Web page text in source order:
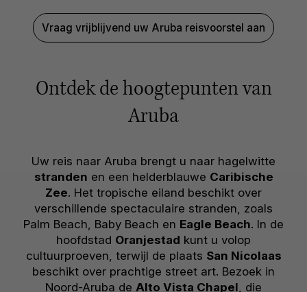
Vraag vrijblijvend uw Aruba reisvoorstel aan
Ontdek de hoogtepunten van
Aruba
Uw reis naar Aruba brengt u naar hagelwitte
stranden en een helderblauwe Caribische
Zee. Het tropische eiland beschikt over
verschillende spectaculaire stranden, zoals
Palm Beach, Baby Beach en Eagle Beach. In de
hoofdstad Oranjestad kunt u volop
cultuurproeven, terwijl de plaats San Nicolaas
beschikt over prachtige street art. Bezoek in
Noord-Aruba de Alto Vista Chapel, die